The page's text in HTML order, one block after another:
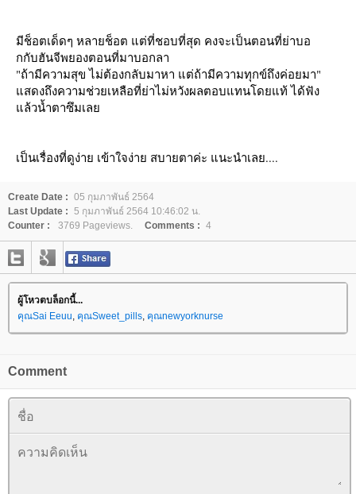
มีช็อตเด็ดๆ หลายช็อต แต่ที่ชอบที่สุด คงจะเป็นตอนที่ย่าบอ
กกับฮันจีพยองตอนที่มาบอกลา
"ถ้ามีความสุข ไม่ต้องกลับมาหา แต่ถ้ามีความทุกข์ถึงค่อยมา"
สดงถึงความช่วยเหลือที่ย่าไม่หวังผลตอบแทนโดยแท้ ได้ฟัง
ล้วน้ำตาซึมเล
เป็นเรื่องที่ดูง่าย เข้าใจง่าย สบายตาค่ะ แนะนำเลย....
Create Date : 05 กุมภาพันธ์ 2564
Last Update : 5 กุมภาพันธ์ 2564 10:46:02 น.
Counter :
3769 Pageviews. Comments : 4
ผู้โหวตบล็อกนี้...
คุณSai Eeuu, คุณSweet_pills, คุณnewyorknurse
Comment